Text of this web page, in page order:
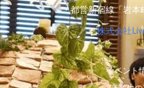
・都営新宿線「岩本
株式会社
イベント